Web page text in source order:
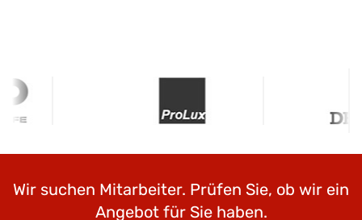
Wir suchen Mitarbeiter. Prüfen Sie, ob wir ein
Angebot für Sie haben.